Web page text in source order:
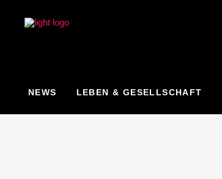
NEWS LEBEN & GESELLSCHAFT